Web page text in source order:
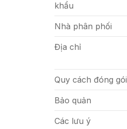
khẩu
Nhà phân phối
Địa chỉ
Quy cách đóng gói
Bảo quản
Các lưu ý